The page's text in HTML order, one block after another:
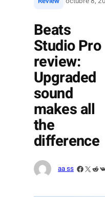
Beats
Studio Pro
review:
Upgraded
sound
makes all
the
difference
aa ss Facebook X Reddit VK